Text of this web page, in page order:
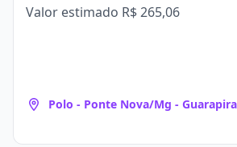
Valor estimado R$ 265,06
Polo - Ponte Nova/Mg -